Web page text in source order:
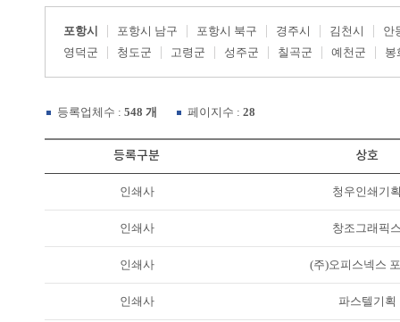
포항시 포항시 남구 포항시 북구 경주시 김천시
안
영덕군
청도군 고령군 성주군 칠곡군 예천군 봉
등록업체수 : 548 개 페이지수 : 28
등록구분 상호
인쇄사 청우인쇄기
인쇄사 창조그래픽
인쇄사 (주)오피스넥스
인쇄사 파스텔기획